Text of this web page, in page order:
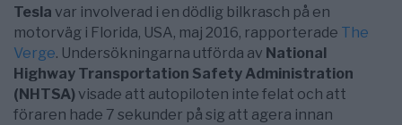
Tesla var involverad i en dödlig bilkrasch på en
motorväg i Florida, USA, maj 2016, rapporterade The
Verge. Undersökningarna utförda av National
Highway Transportation Safety Administration
(NHTSA) visade att autopiloten inte felat och att
föraren hade 7 sekunder på sig att agera innan